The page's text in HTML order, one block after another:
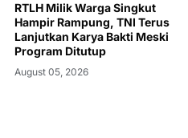
RTLH Milik Warga Singkut
Hampir Rampung, TNI Terus
Lanjutkan Karya Bakti Meski
Program Ditutup
August 05, 2026